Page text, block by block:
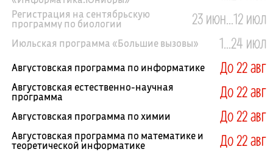
Регистрация на сентябрьскую
программу по биологии 23 июн...12 июл
Июльская программа «Большие вызовы» 1...24 июл
Августовская программа по информатике До 22 авг
Августовская естественно-научная
программа До 22 авг
Августовская программа по химии До 22 авг
Августовская программа по математике и
теоретической информатике До 22 авг